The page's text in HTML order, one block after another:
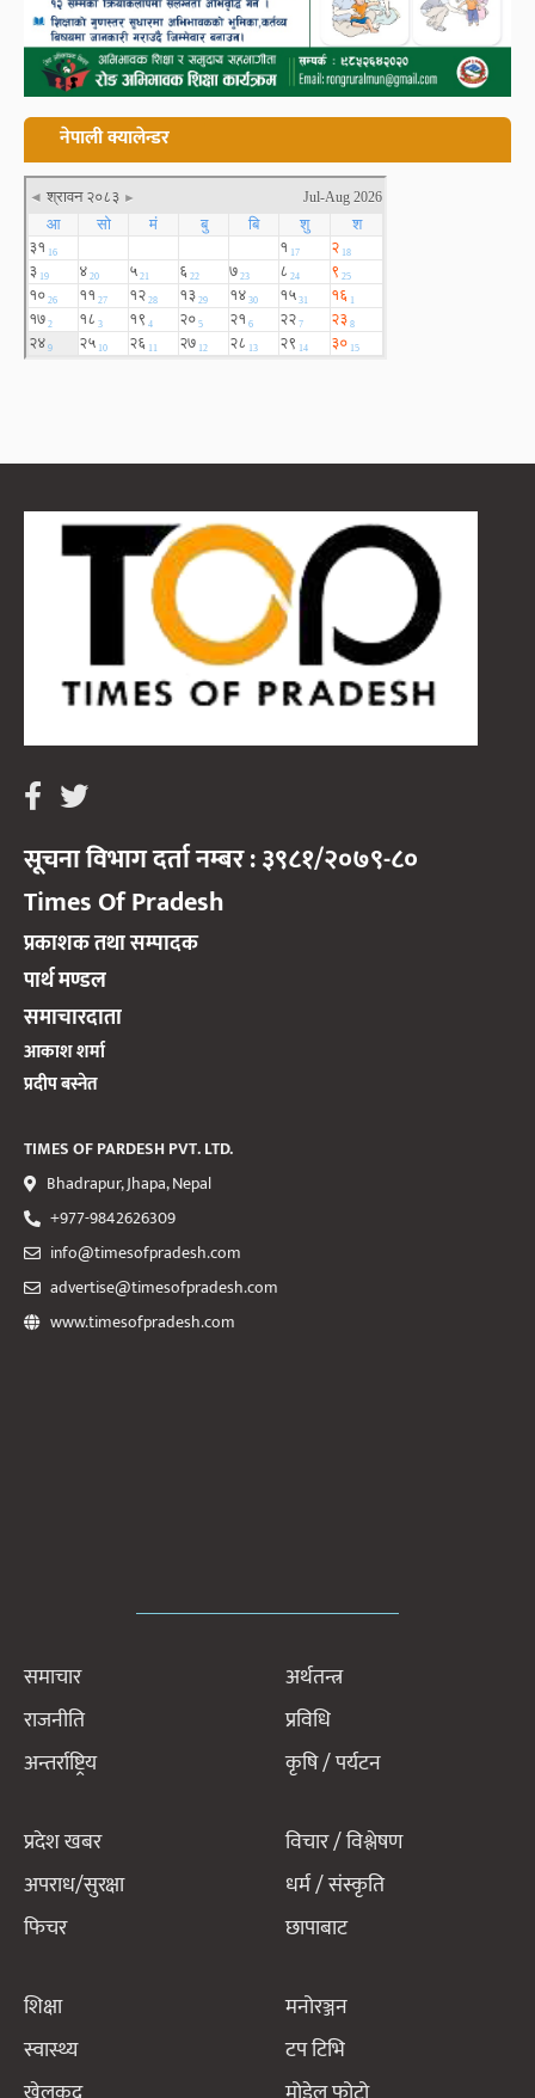
नेपाली क्यालेन्डर
सूचना विभाग दर्ता नम्बर : ३९८१/२०७९-८०
Times Of Pradesh
प्रकाशक तथा सम्पादक
पार्थ मण्डल
समाचारदाता
आकाश शर्मा
प्रदीप बस्नेत
TIMES OF PARDESH PVT. LTD.
Bhadrapur, Jhapa, Nepal
+977-9842626309
info@timesofpradesh.com
advertise@timesofpradesh.com
www.timesofpradesh.com
समाचार
राजनीति
अन्तर्राष्ट्रिय
अर्थतन्त्र
प्रविधि
कृषि / पर्यटन
प्रदेश खबर
अपराध/सुरक्षा
फिचर
विचार / विश्लेषण
धर्म / संस्कृति
छापाबाट
शिक्षा
स्वास्थ्य
मनोरञ्जन
टप टिभि